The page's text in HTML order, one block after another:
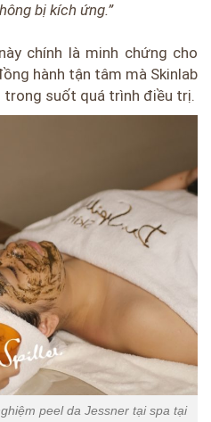
bị kích ứng.”
chính là minh chứng cho
hành tận tâm mà Skinlab
trong suốt quá trình điều trị.
peel da Jessner tại spa tại